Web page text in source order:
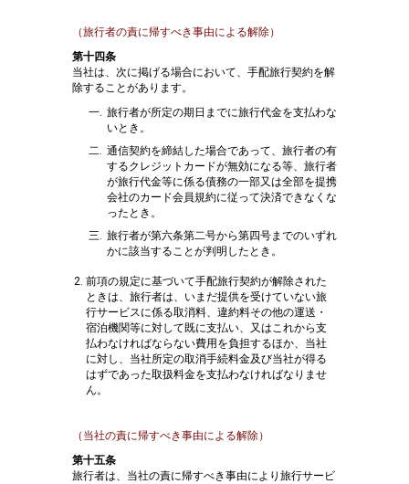
（旅行者の責に帰すべき事由による解除）
第十四条
当社は、次に掲げる場合において、手配旅行契約を解
除することがあります。
旅行者が所定の期日までに旅行代金を支払わな
いとき。
通信契約を締結した場合であって、旅行者の有
するクレジットカードが無効になる等、旅行者
が旅行代金等に係る債務の一部又は全部を提携
会社のカード会員規約に従って決済できなくな
ったとき。
旅行者が第六条第二号から第四号までのいずれ
かに該当することが判明したとき。
前項の規定に基づいて手配旅行契約が解除された
ときは、旅行者は、いまだ提供を受けていない旅
行サービスに係る取消料、違約料その他の運送・
宿泊機関等に対して既に支払い、又はこれから支
払わなければならない費用を負担するほか、当社
に対し、当社所定の取消手続料金及び当社が得る
はずであった取扱料金を支払わなければなりませ
ん。
（当社の責に帰すべき事由による解除）
第十五条
旅行者は、当社の責に帰すべき事由により旅行サービ